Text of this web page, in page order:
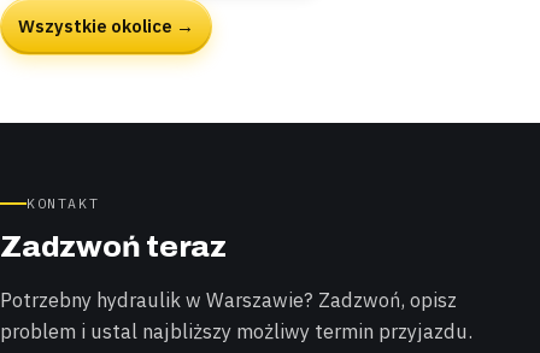
Wszystkie okolice →
KONTAKT
Zadzwoń teraz
Potrzebny hydraulik w Warszawie? Zadzwoń, opisz
problem i ustal najbliższy możliwy termin przyjazdu.